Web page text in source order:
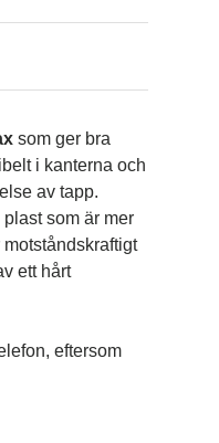
som ger bra
i kanterna och
av tapp.
som är mer
ett hårt
eftersom